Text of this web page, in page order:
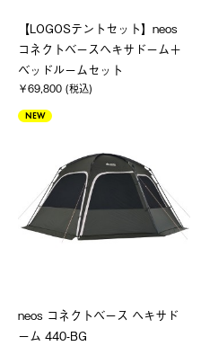
【LOGOSテントセット】neos
コネクトベースヘキサドーム＋
ベッドルームセット
￥69,800 (税込)
NEW
neos コネクトベース ヘキサド
ーム 440-BG